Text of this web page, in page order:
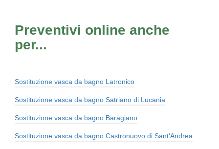
Preventivi online anche
per...
Sostituzione vasca da bagno Latronico
Sostituzione vasca da bagno Satriano di Lucania
Sostituzione vasca da bagno Baragiano
Sostituzione vasca da bagno Castronuovo di Sant'Andrea